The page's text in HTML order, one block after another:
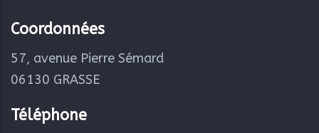
Coordonnées
57, avenue Pierre Sémard
06130 GRASSE
Téléphone